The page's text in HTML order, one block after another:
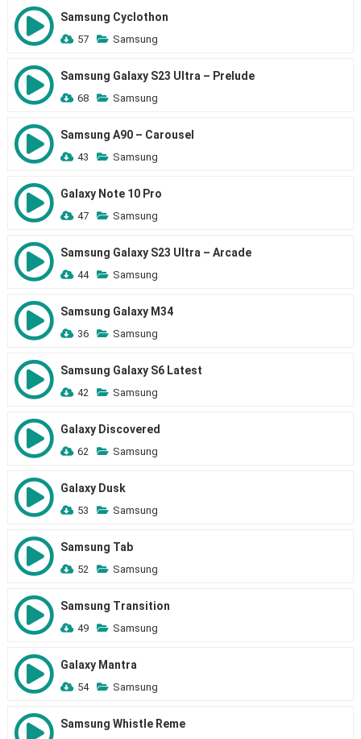
Samsung Cyclothon
57 Samsung
Samsung Galaxy S23 Ultra – Prelude
68 Samsung
Samsung A90 – Carousel
43 Samsung
Galaxy Note 10 Pro
47 Samsung
Samsung Galaxy S23 Ultra – Arcade
44 Samsung
Samsung Galaxy M34
36 Samsung
Samsung Galaxy S6 Latest
42 Samsung
Galaxy Discovered
62 Samsung
Galaxy Dusk
53 Samsung
Samsung Tab
52 Samsung
Samsung Transition
49 Samsung
Galaxy Mantra
54 Samsung
Samsung Whistle Reme